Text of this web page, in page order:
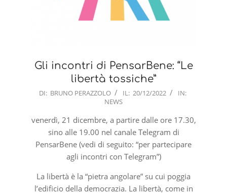
Gli incontri di PensarBene: “Le
libertà tossiche”
2022-
DI: BRUNO PERAZZOLO IL: 20/12/2022
IN:
NEWS
venerdì, 21 dicembre, a partire dalle ore 17.30,
sino alle 19.00 nel canale Telegram di
PensarBene (vedi di seguito: “per partecipare
agli incontri con Telegram”)
La libertà è la “pietra angolare” su cui poggia
l’edificio della democrazia. La libertà, come in